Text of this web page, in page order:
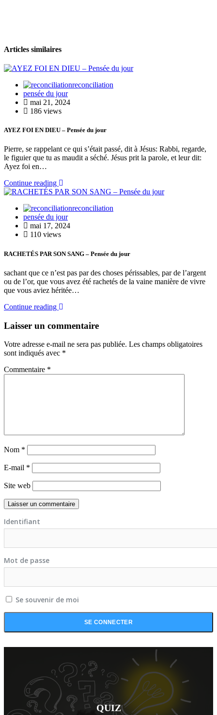
Articles similaires
reconciliation
pensée du jour
mai 21, 2024
186 views
AYEZ FOI EN DIEU – Pensée du jour
Pierre, se rappelant ce qui s’était passé, dit à Jésus: Rabbi, regarde,
le figuier que tu as maudit a séché. Jésus prit la parole, et leur dit:
Ayez foi en…
Continue reading
reconciliation
pensée du jour
mai 17, 2024
110 views
RACHETÉS PAR SON SANG – Pensée du jour
sachant que ce n’est pas par des choses périssables, par de l’argent
ou de l’or, que vous avez été rachetés de la vaine manière de vivre
que vous aviez héritée…
Continue reading
Laisser un commentaire
Votre adresse e-mail ne sera pas publiée. Les champs obligatoires
sont indiqués avec *
Commentaire *
Nom *
E-mail *
Site web
Identifiant
Mot de passe
Se souvenir de moi
QUIZ